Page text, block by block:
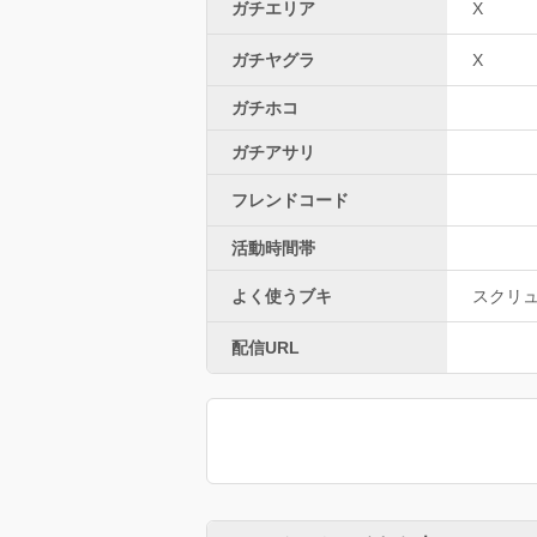
ガチエリア X
ガチヤグラ X
ガチホコ
ガチアサリ
フレンドコード
活動時間帯
よく使うブキ スクリ
配信URL